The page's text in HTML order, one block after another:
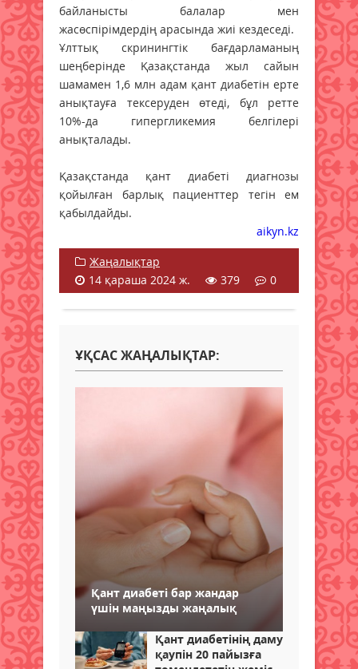
байланысты балалар мен
жасөспірімдердің арасында жиі кездеседі.
Ұлттық скринингтік бағдарламаның
шеңберінде Қазақстанда жыл сайын
шамамен 1,6 млн адам қант диабетін ерте
анықтауға тексеруден өтеді, бұл ретте
10%-да гипергликемия белгілері
анықталады.
Қазақстанда қант диабеті диагнозы
қойылған барлық пациенттер тегін ем
қабылдайды.
aikyn.kz
Жаңалықтар
14 қараша 2024 ж.
379 0
ҰҚСАС ЖАҢАЛЫҚТАР:
Қант диабеті бар жандар
үшін маңызды жаңалық
Қант диабетінің даму
қаупін 20 пайызға